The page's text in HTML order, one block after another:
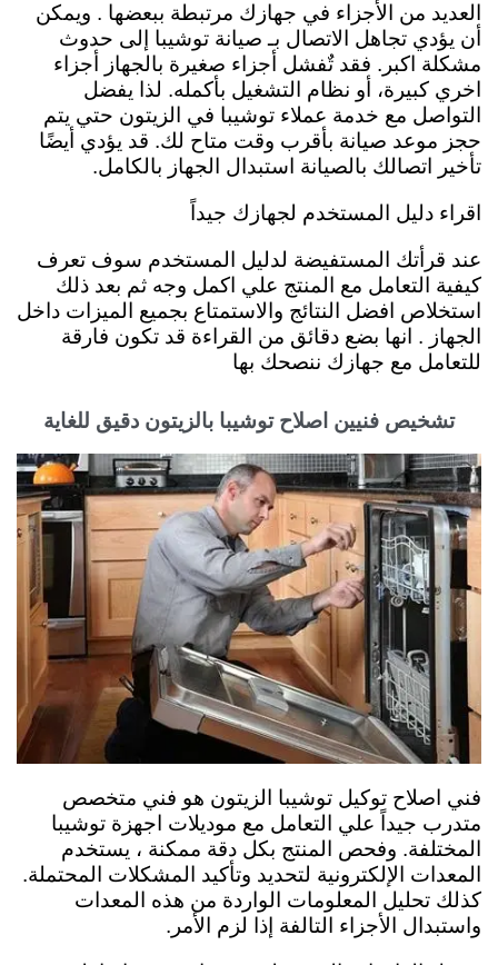
العديد من الأجزاء في جهازك مرتبطة ببعضها . ويمكن
أن يؤدي تجاهل الاتصال بـ صيانة توشيبا إلى حدوث
مشكلة اكبر. فقد تٌفشل أجزاء صغيرة بالجهاز أجزاء
اخري كبيرة، أو نظام التشغيل بأكمله. لذا يفضل
التواصل مع خدمة عملاء توشيبا في الزيتون حتي يتم
حجز موعد صيانة بأقرب وقت متاح لك. قد يؤدي أيضًا
تأخير اتصالك بالصيانة استبدال الجهاز بالكامل.
اقراء دليل المستخدم لجهازك جيداً
عند قرأتك المستفيضة لدليل المستخدم سوف تعرف
كيفية التعامل مع المنتج علي اكمل وجه ثم بعد ذلك
استخلاص افضل النتائج والاستمتاع بجميع الميزات داخل
الجهاز . انها بضع دقائق من القراءة قد تكون فارقة
للتعامل مع جهازك ننصحك بها
تشخيص فنيين اصلاح توشيبا بالزيتون دقيق للغاية
فني اصلاح توكيل توشيبا الزيتون هو فني متخصص
متدرب جيداً علي التعامل مع موديلات اجهزة توشيبا
المختلفة. وفحص المنتج بكل دقة ممكنة ، يستخدم
المعدات الإلكترونية لتحديد وتأكيد المشكلات المحتملة.
كذلك تحليل المعلومات الواردة من هذه المعدات
واستبدال الأجزاء التالفة إذا لزم الأمر.